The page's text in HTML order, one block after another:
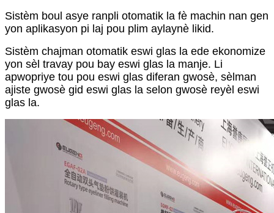
Sistèm boul asye ranpli otomatik la fè machin nan gen
yon aplikasyon pi laj pou plim aylaynè likid.
Sistèm chajman otomatik eswi glas la ede ekonomize
yon sèl travay pou bay eswi glas la manje. Li
apwopriye tou pou eswi glas diferan gwosè, sèlman
ajiste gwosè gid eswi glas la selon gwosè reyèl eswi
glas la.